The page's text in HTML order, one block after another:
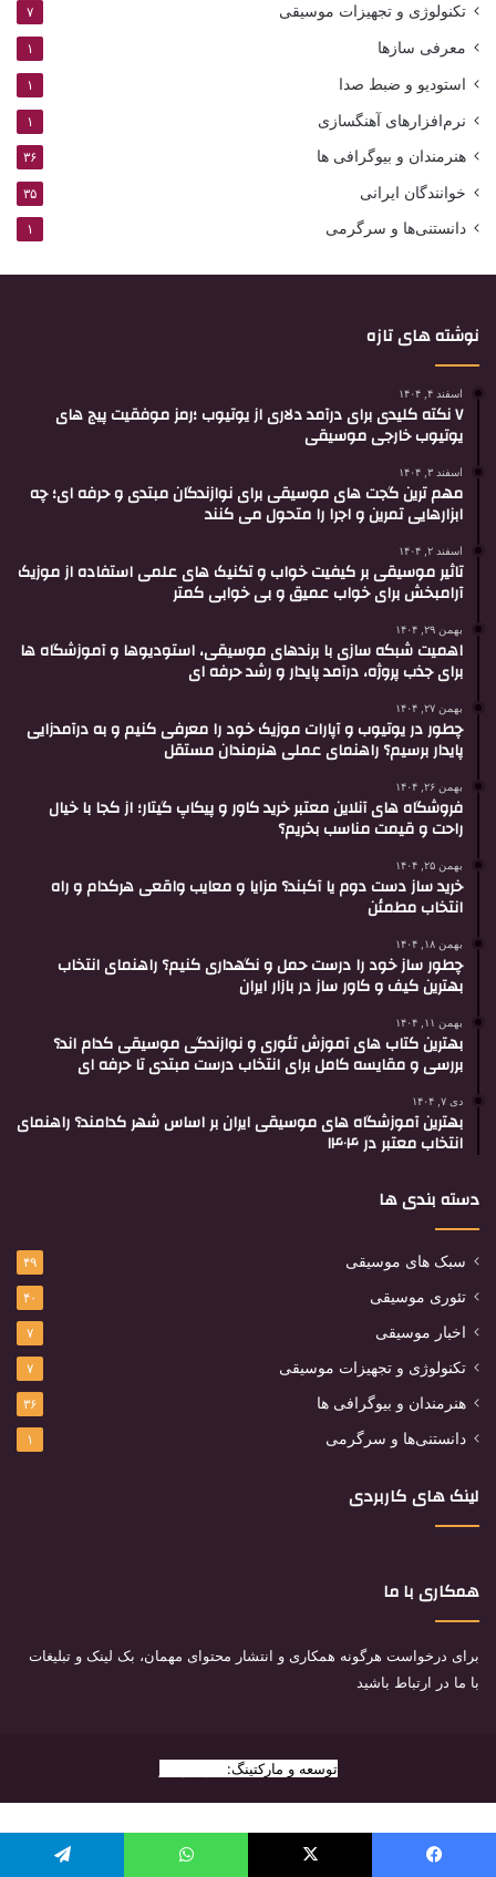
تکنولوژی و تجهیزات موسیقی ۷
معرفی سازها ۱
استودیو و ضبط صدا ۱
نرم‌افزارهای آهنگسازی ۱
هنرمندان و بیوگرافی ها ۳۶
خوانندگان ایرانی ۳۵
دانستنی‌ها و سرگرمی ۱
نوشته های تازه
اسفند ۴, ۱۴۰۴
۷ نکته کلیدی برای درآمد دلاری از یوتیوب ؛رمز موفقیت پیج های
یوتیوب خارجی موسیقی
اسفند ۳, ۱۴۰۴
مهم ترین گجت های موسیقی برای نوازندگان مبتدی و حرفه ای؛ چه
ابزارهایی تمرین و اجرا را متحول می کنند
اسفند ۲, ۱۴۰۴
تاثیر موسیقی بر کیفیت خواب و تکنیک های علمی استفاده از موزیک
آرامبخش برای خواب عمیق و بی خوابی کمتر
بهمن ۲۹, ۱۴۰۴
اهمیت شبکه سازی با برندهای موسیقی، استودیوها و آموزشگاه ها
برای جذب پروژه، درآمد پایدار و رشد حرفه ای
بهمن ۲۷, ۱۴۰۴
چطور در یوتیوب و آپارات موزیک خود را معرفی کنیم و به درآمدزایی
پایدار برسیم؟ راهنمای عملی هنرمندان مستقل
بهمن ۲۶, ۱۴۰۴
فروشگاه های آنلاین معتبر خرید کاور و پیکاپ گیتار؛ از کجا با خیال
راحت و قیمت مناسب بخریم؟
بهمن ۲۵, ۱۴۰۴
خرید ساز دست دوم یا آکبند؟ مزایا و معایب واقعی هرکدام و راه
انتخاب مطمئن
بهمن ۱۸, ۱۴۰۴
چطور ساز خود را درست حمل و نگهداری کنیم؟ راهنمای انتخاب
بهترین کیف و کاور ساز در بازار ایران
بهمن ۱۱, ۱۴۰۴
بهترین کتاب های آموزش تئوری و نوازندگی موسیقی کدام اند؟
بررسی و مقایسه کامل برای انتخاب درست مبتدی تا حرفه ای
دی ۷, ۱۴۰۴
بهترین آموزشگاه های موسیقی ایران بر اساس شهر کدامند؟ راهنمای
انتخاب معتبر در ۱۴۰۴
دسته بندی ها
سبک های موسیقی ۴۹
تئوری موسیقی ۴۰
اخبار موسیقی ۷
تکنولوژی و تجهیزات موسیقی ۷
هنرمندان و بیوگرافی ها ۳۶
دانستنی‌ها و سرگرمی ۱
لینک های کاربردی
همکاری با ما
برای درخواست هرگونه همکاری و انتشار محتوای مهمان، بک لینک و تبلیغات
با ما در ارتباط باشید
توسعه و مارکتینگ: